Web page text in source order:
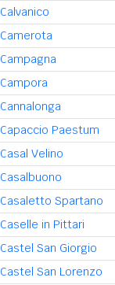
Calvanico
Camerota
Campagna
Campora
Cannalonga
Capaccio Paestum
Casal Velino
Casalbuono
Casaletto Spartano
Caselle in Pittari
Castel San Giorgio
Castel San Lorenzo